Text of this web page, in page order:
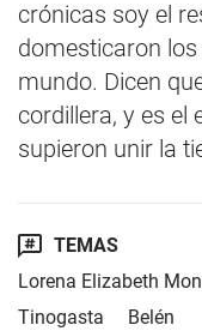
crónicas soy el
domesticaron
mundo. Dicen
cordillera, y es el
supieron unir la
TEMAS
Lorena Elizabeth
Tinogasta
Belén